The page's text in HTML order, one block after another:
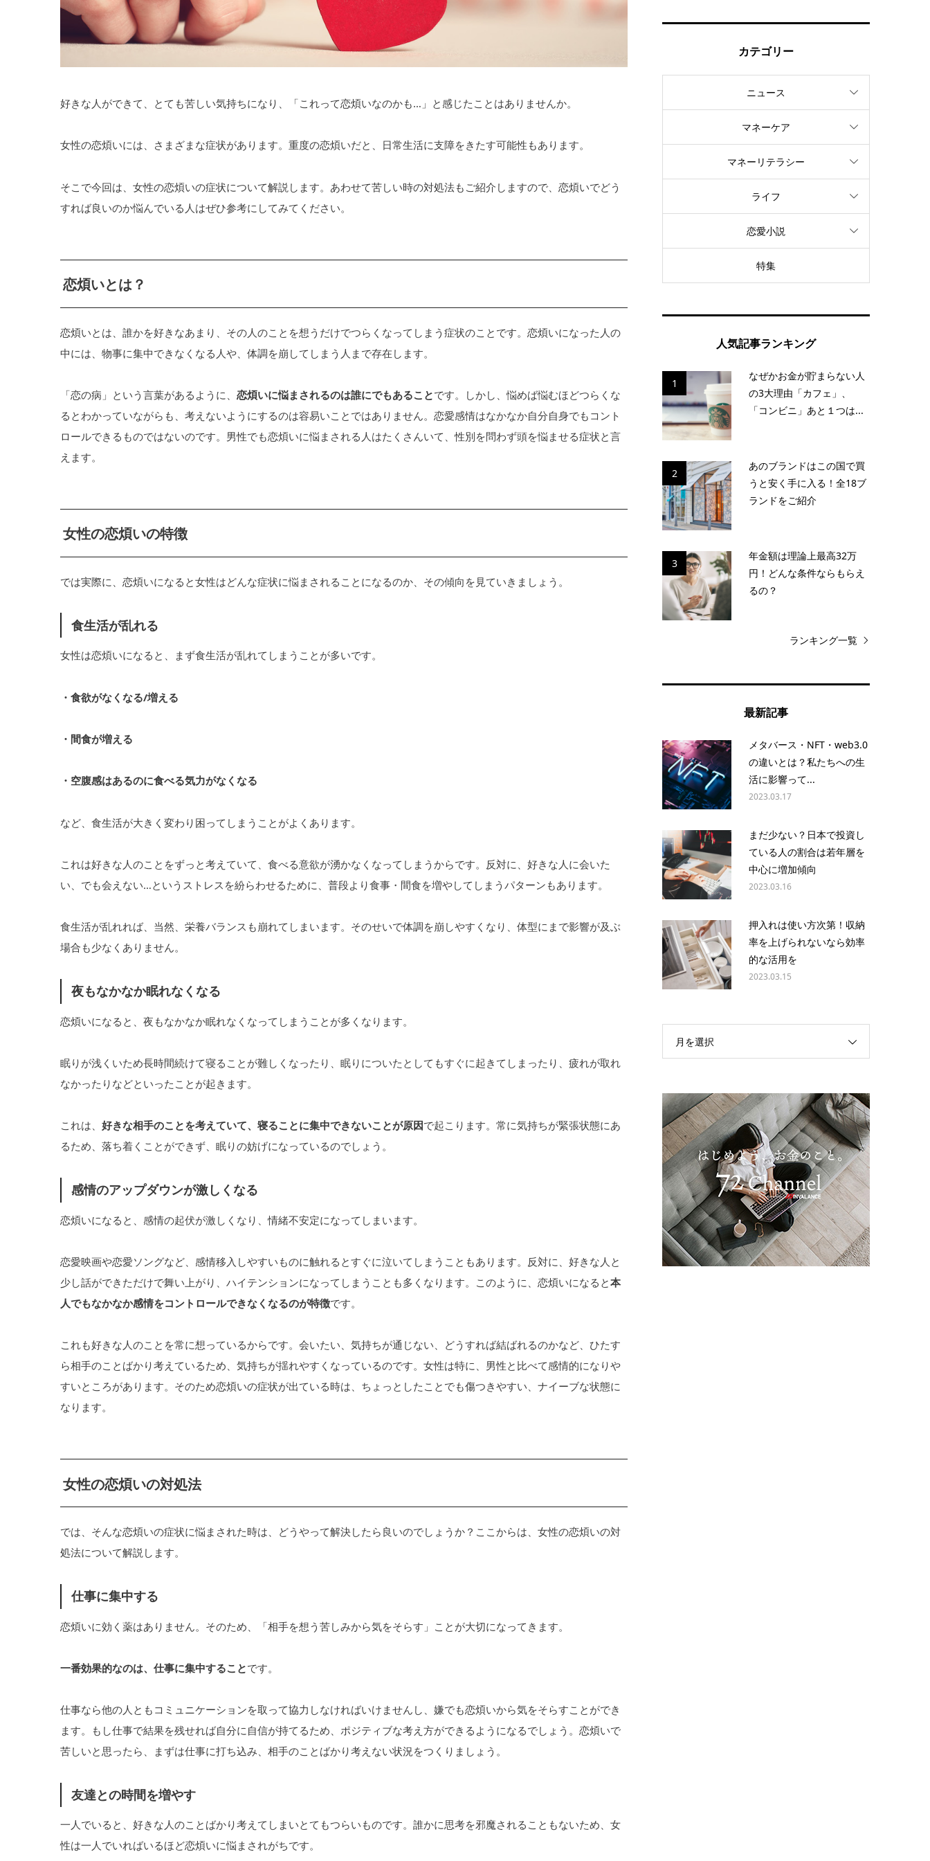
好きな人ができて、とても苦しい気持ちになり、「これって恋煩いなのかも…」と感じたことはありませんか。
女性の恋煩いには、さまざまな症状があります。重度の恋煩いだと、日常生活に支障をきたす可能性もあります。
そこで今回は、女性の恋煩いの症状について解説します。あわせて苦しい時の対処法もご紹介しますので、恋煩いでどう
すれば良いのか悩んでいる人はぜひ参考にしてみてください。
恋煩いとは？
恋煩いとは、誰かを好きなあまり、その人のことを想うだけでつらくなってしまう症状のことです。恋煩いになった人の
中には、物事に集中できなくなる人や、体調を崩してしまう人まで存在します。
「恋の病」という言葉があるように、 恋煩いに悩まされるのは誰にでもあることです。しかし、悩めば悩むほどつらくな
るとわかっていながらも、考えないようにするのは容易いことではありません。恋愛感情はなかなか自分自身でもコント
ロールできるものではないのです。男性でも恋煩いに悩まされる人はたくさんいて、性別を問わず頭を悩ませる症状と言
えます。
女性の恋煩いの特徴
では実際に、恋煩いになると女性はどんな症状に悩まされることになるのか、その傾向を見ていきましょう。
食生活が乱れる
女性は恋煩いになると、まず食生活が乱れてしまうことが多いです。
・食欲がなくなる/増える
・間食が増える
・空腹感はあるのに食べる気力がなくなる
など、食生活が大きく変わり困ってしまうことがよくあります。
これは好きな人のことをずっと考えていて、食べる意欲が湧かなくなってしまうからです。反対に、好きな人に会いた
い、でも会えない…というストレスを紛らわせるために、普段より食事・間食を増やしてしまうパターンもあります。
食生活が乱れれば、当然、栄養バランスも崩れてしまいます。そのせいで体調を崩しやすくなり、体型にまで影響が及ぶ
場合も少なくありません。
夜もなかなか眠れなくなる
恋煩いになると、夜もなかなか眠れなくなってしまうことが多くなります。
眠りが浅くいため長時間続けて寝ることが難しくなったり、眠りについたとしてもすぐに起きてしまったり、疲れが取れ
なかったりなどといったことが起きます。
これは、 好きな相手のことを考えていて、寝ることに集中できないことが原因で起こります。常に気持ちが緊張状態にあ
るため、落ち着くことができず、眠りの妨げになっているのでしょう。
感情のアップダウンが激しくなる
恋煩いになると、感情の起伏が激しくなり、情緒不安定になってしまいます。
恋愛映画や恋愛ソングなど、感情移入しやすいものに触れるとすぐに泣いてしまうこともあります。反対に、好きな人と
少し話ができただけで舞い上がり、ハイテンションになってしまうことも多くなります。このように、恋煩いになると本
人でもなかなか感情をコントロールできなくなるのが特徴です。
これも好きな人のことを常に想っているからです。会いたい、気持ちが通じない、どうすれば結ばれるのかなど、ひたす
ら相手のことばかり考えているため、気持ちが揺れやすくなっているのです。女性は特に、男性と比べて感情的になりや
すいところがあります。そのため恋煩いの症状が出ている時は、ちょっとしたことでも傷つきやすい、ナイーブな状態に
なります。
女性の恋煩いの対処法
では、そんな恋煩いの症状に悩まされた時は、どうやって解決したら良いのでしょうか？ここからは、女性の恋煩いの対
処法について解説します。
仕事に集中する
恋煩いに効く薬はありません。そのため、「相手を想う苦しみから気をそらす」ことが大切になってきます。
一番効果的なのは、仕事に集中することです。
仕事なら他の人ともコミュニケーションを取って協力しなければいけませんし、嫌でも恋煩いから気をそらすことができ
ます。もし仕事で結果を残せれば自分に自信が持てるため、ポジティブな考え方ができるようになるでしょう。恋煩いで
苦しいと思ったら、まずは仕事に打ち込み、相手のことばかり考えない状況をつくりましょう。
友達との時間を増やす
一人でいると、好きな人のことばかり考えてしまいとてもつらいものです。誰かに思考を邪魔されることもないため、女
性は一人でいればいるほど恋煩いに悩まされがちです。
カテゴリー
ニュース
マネーケア
マネーリテラシー
ライフ
恋愛小説
特集
人気記事ランキング
1
なぜかお金が貯まらない人
の3大理由「カフェ」、
「コンビニ」あと１つは...
2
あのブランドはこの国で買
うと安く手に入る！全18ブ
ランドをご紹介
3
年金額は理論上最高32万
円！どんな条件ならもらえ
るの？
ランキング一覧
最新記事
メタバース・NFT・web3.0
の違いとは？私たちへの生
活に影響って...
2023.03.17
まだ少ない？日本で投資し
ている人の割合は若年層を
中心に増加傾向
2023.03.16
押入れは使い方次第！収納
率を上げられないなら効率
的な活用を
2023.03.15
月を選択